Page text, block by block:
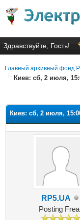
Здравствуйте, Гость!
Главный архивный фонд
Киев: сб, 2 июля,
Киев: сб, 2 июля,
RP5.UA
Posting